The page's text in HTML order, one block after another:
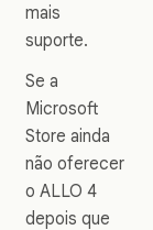
mais
suporte.
Se a
Microsoft
Store ainda
não oferecer
o ALLO 4
depois que